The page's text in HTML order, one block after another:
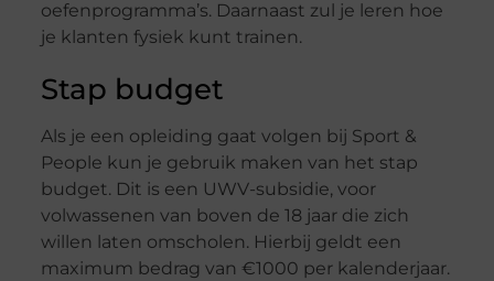
oefenprogramma’s. Daarnaast zul je leren hoe
je klanten fysiek kunt trainen.
Stap budget
Als je een opleiding gaat volgen bij Sport &
People kun je gebruik maken van het stap
budget. Dit is een UWV-subsidie, voor
volwassenen van boven de 18 jaar die zich
willen laten omscholen. Hierbij geldt een
maximum bedrag van €1000 per kalenderjaar.